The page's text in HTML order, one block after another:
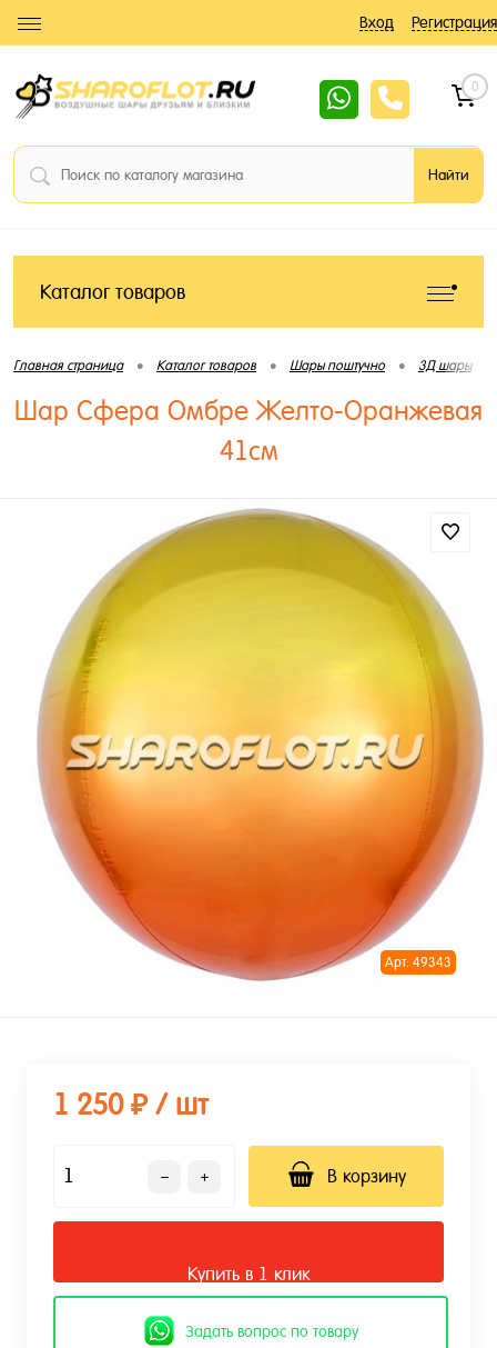
Вход Регистрация
0
Каталог товаров
Главная страница • Каталог товаров • Шары поштучно • 3Д шары
Шар Сфера Омбре Желто-Оранжевая
41см
Арт: 49343
1 250 ₽ / шт
В корзину
Купить в 1 клик
Задать вопрос по товару